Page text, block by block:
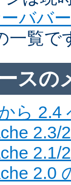
ババ
一覧で
スの
ら 2.4
2.3/
2.1/
2.0